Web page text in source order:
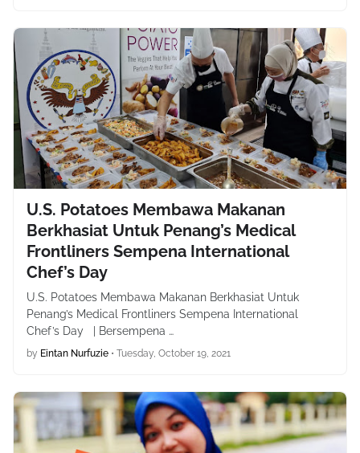
U.S. Potatoes Membawa Makanan
Berkhasiat Untuk Penang’s Medical
Frontliners Sempena International
Chef’s Day
U.S. Potatoes Membawa Makanan Berkhasiat Untuk
Penang’s Medical Frontliners Sempena International
Chef’s Day | Bersempena …
by Eintan Nurfuzie • Tuesday, October 19, 2021